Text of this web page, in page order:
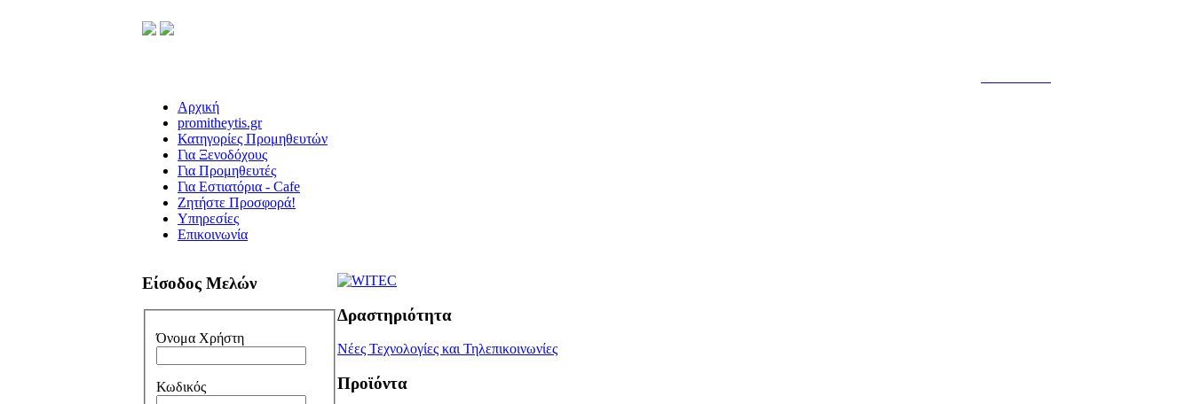
Αρχική
promitheytis.gr
Κατηγορίες Προμηθευτών
Για Ξενοδόχους
Για Προμηθευτές
Για Εστιατόρια - Cafe
Ζητήστε Προσφορά!
Υπηρεσίες
Επικοινωνία
Είσοδος Μελών
Όνομα Χρήστη
Κωδικός
Δραστηριότητα
Νέες Τεχνολογίες και Τηλεπικοινωνίες
Προϊόντα